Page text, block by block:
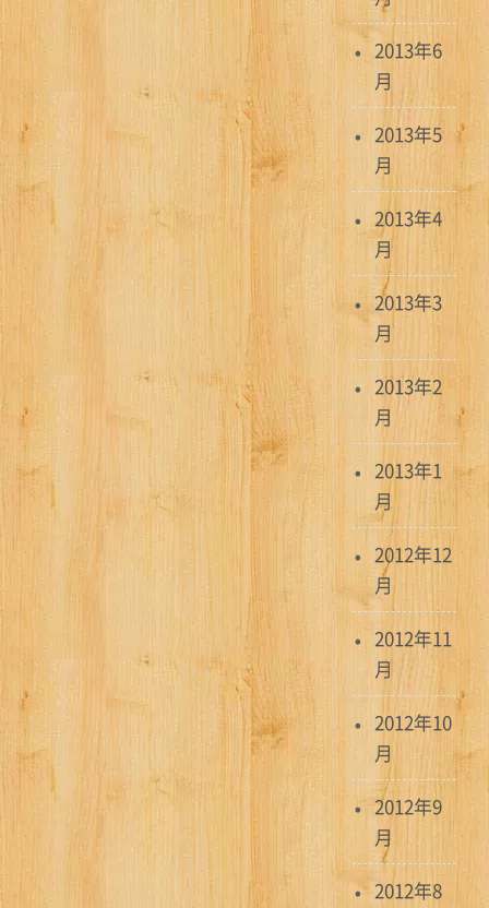
2013年6
月
2013年5
月
2013年4
月
2013年3
月
2013年2
月
2013年1
月
2012年12
月
2012年11
月
2012年10
月
2012年9
月
2012年8